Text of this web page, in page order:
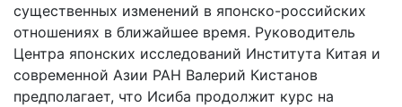
существенных изменений в японско-российских
отношениях в ближайшее время. Руководитель
Центра японских исследований Института Китая и
современной Азии РАН Валерий Кистанов
предполагает, что Исиба продолжит курс на